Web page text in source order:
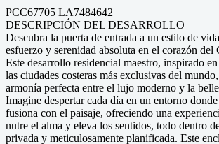
PCC67705 LA7484642
DESCRIPCIÓN DEL DESARROLLO
Descubra la puerta de entrada a un estilo de
esfuerzo y serenidad absoluta en el corazón del
Este desarrollo residencial maestro, inspirado
las ciudades costeras más exclusivas del
armonía perfecta entre el lujo moderno y la
Imagine despertar cada día en un entorno
fusiona con el paisaje, ofreciendo una
nutre el alma y eleva los sentidos, todo dentro
privada y meticulosamente planificada. Este